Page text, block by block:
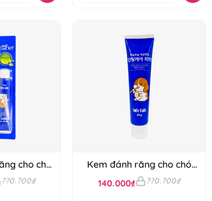
cho chó
??0.?00₫
Kem đánh răng cho chó
Budle'Budle
140.000₫ ??0.?00₫